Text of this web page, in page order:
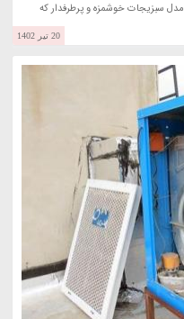
دانید کدام سبزیجات؟ در این مطلب قرار است با 12 مدل سبزیجات خوشمزه و پرطرفدار که
20 تیر 1402